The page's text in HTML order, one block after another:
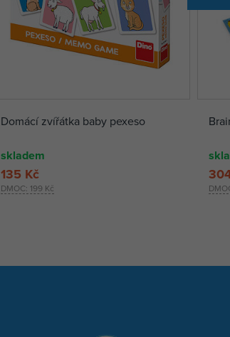
Domácí zvířátka baby pexeso
skladem
DMOC: 199 Kč
135 Kč